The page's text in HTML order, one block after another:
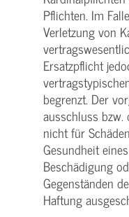
Pflichten. Im
Verletzung von
Ersatzpflicht
begrenzt. Der
ausschluss
nicht für
Gesundheit
Beschädigung
Gegenständen
Haftung